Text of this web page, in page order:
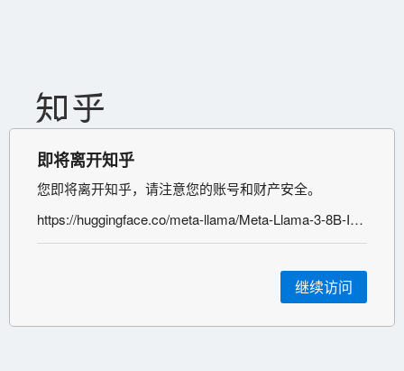
即将离开知乎
您即将离开知乎，请注意您的账号和财产安全。
https://huggingface.co/meta-llama/Meta-Llama-3-8B-Instruct
继续访问